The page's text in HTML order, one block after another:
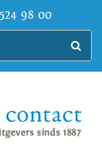
98 00